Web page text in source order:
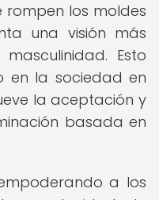
rompen los moldes
una visión más
Esto
en la sociedad en
la aceptación y
basada en
a los